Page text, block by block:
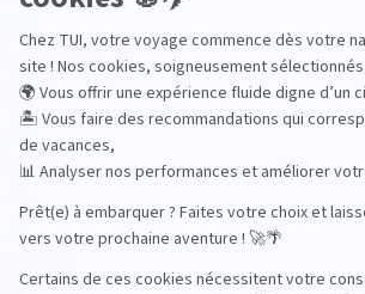
Circuits privés
City Trips